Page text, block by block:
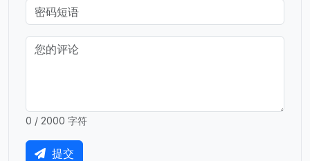
0 / 2000 字符
提交